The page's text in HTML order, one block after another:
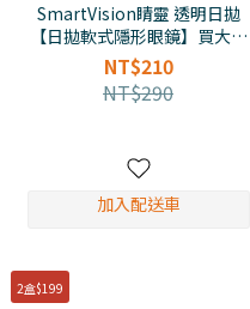
SmartVision睛靈 透明日拋
【日拋軟式隱形眼鏡】買大送
小
NT$210
NT$290
加入配送車
2盒$199